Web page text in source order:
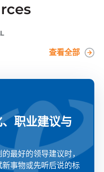
查看全部
职业建议与
最好的领导建议时，
事物或先听后说的标